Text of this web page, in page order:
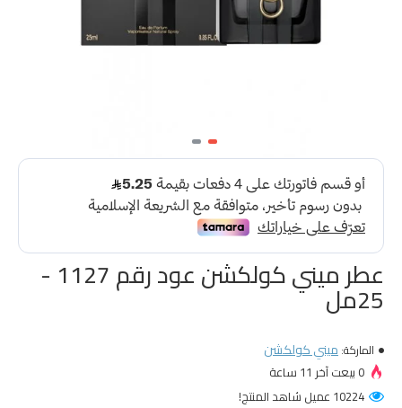
عطر ميني كولكشن عود رقم 1127 -
25مل
الماركة:ميني كولكشن
0 بيعت آخر 11 ساعة
10224 عميل شاهد المنتج!